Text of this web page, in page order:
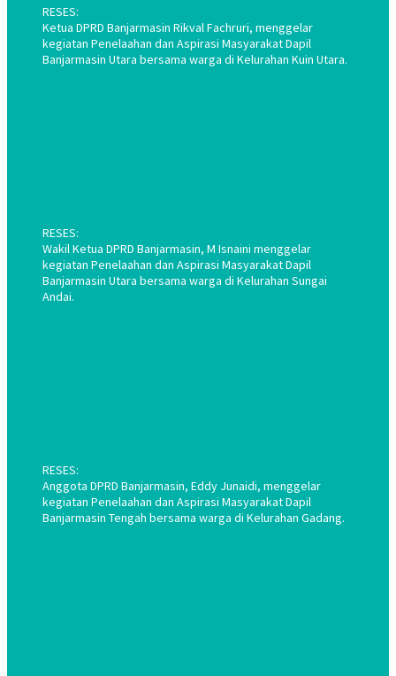
RESES:
Ketua DPRD Banjarmasin Rikval Fachruri, menggelar
kegiatan Penelaahan dan Aspirasi Masyarakat Dapil
Banjarmasin Utara bersama warga di Kelurahan Kuin Utara.
RESES:
Wakil Ketua DPRD Banjarmasin, M Isnaini menggelar
kegiatan Penelaahan dan Aspirasi Masyarakat Dapil
Banjarmasin Utara bersama warga di Kelurahan Sungai
Andai.
RESES:
Anggota DPRD Banjarmasin, Eddy Junaidi, menggelar
kegiatan Penelaahan dan Aspirasi Masyarakat Dapil
Banjarmasin Tengah bersama warga di Kelurahan Gadang.